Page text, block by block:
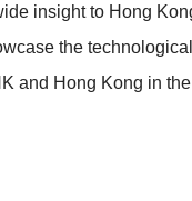
insight to Hong
the technological
and Hong Kong in the